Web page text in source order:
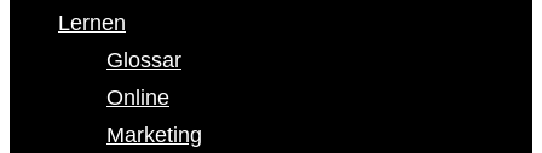
Lernen
Glossar
Online
Marketing